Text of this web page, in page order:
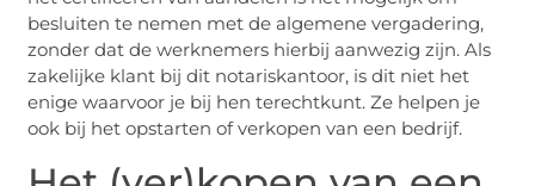
besluiten te nemen met de algemene vergadering,
zonder dat de werknemers hierbij aanwezig zijn. Als
zakelijke klant bij dit notariskantoor, is dit niet het
enige waarvoor je bij hen terechtkunt. Ze helpen je
ook bij het opstarten of verkopen van een bedrijf.